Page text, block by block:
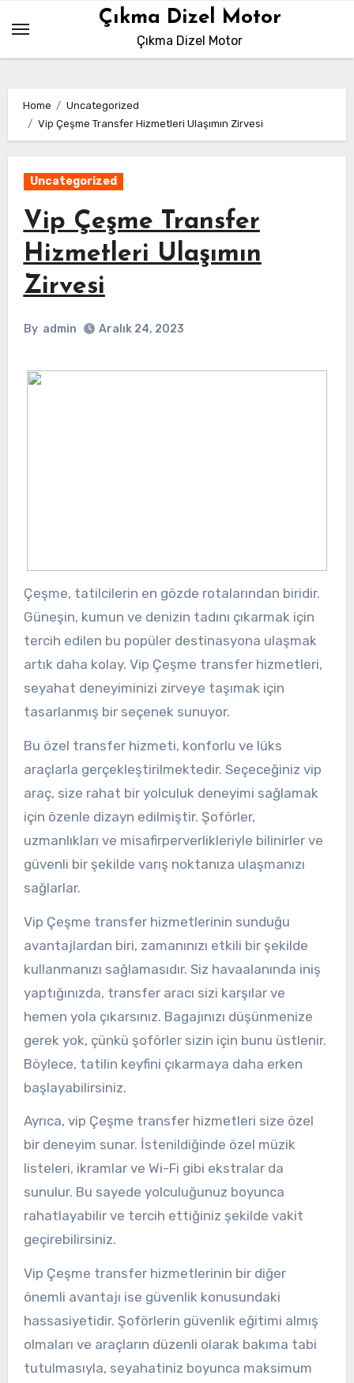
content
Çıkma Dizel Motor
Çıkma Dizel Motor
Home
Uncategorized
Vip Çeşme Transfer Hizmetleri Ulaşımın Zirvesi
Uncategorized
Vip Çeşme Transfer
Hizmetleri Ulaşımın
Zirvesi
By admin Aralık 24, 2023
Çeşme, tatilcilerin en gözde rotalarından biridir.
Güneşin, kumun ve denizin tadını çıkarmak için
tercih edilen bu popüler destinasyona ulaşmak
artık daha kolay. Vip Çeşme transfer hizmetleri,
seyahat deneyiminizi zirveye taşımak için
tasarlanmış bir seçenek sunuyor.
Bu özel transfer hizmeti, konforlu ve lüks
araçlarla gerçekleştirilmektedir. Seçeceğiniz vip
araç, size rahat bir yolculuk deneyimi sağlamak
için özenle dizayn edilmiştir. Şoförler,
uzmanlıkları ve misafirperverlikleriyle bilinirler ve
güvenli bir şekilde varış noktanıza ulaşmanızı
sağlarlar.
Vip Çeşme transfer hizmetlerinin sunduğu
avantajlardan biri, zamanınızı etkili bir şekilde
kullanmanızı sağlamasıdır. Siz havaalanında iniş
yaptığınızda, transfer aracı sizi karşılar ve
hemen yola çıkarsınız. Bagajınızı düşünmenize
gerek yok, çünkü şoförler sizin için bunu üstlenir.
Böylece, tatilin keyfini çıkarmaya daha erken
başlayabilirsiniz.
Ayrıca, vip Çeşme transfer hizmetleri size özel
bir deneyim sunar. İstenildiğinde özel müzik
listeleri, ikramlar ve Wi-Fi gibi ekstralar da
sunulur. Bu sayede yolculuğunuz boyunca
rahatlayabilir ve tercih ettiğiniz şekilde vakit
geçirebilirsiniz.
Vip Çeşme transfer hizmetlerinin bir diğer
önemli avantajı ise güvenlik konusundaki
hassasiyetidir. Şoförlerin güvenlik eğitimi almış
olmaları ve araçların düzenli olarak bakıma tabi
tutulmasıyla, seyahatiniz boyunca maksimum